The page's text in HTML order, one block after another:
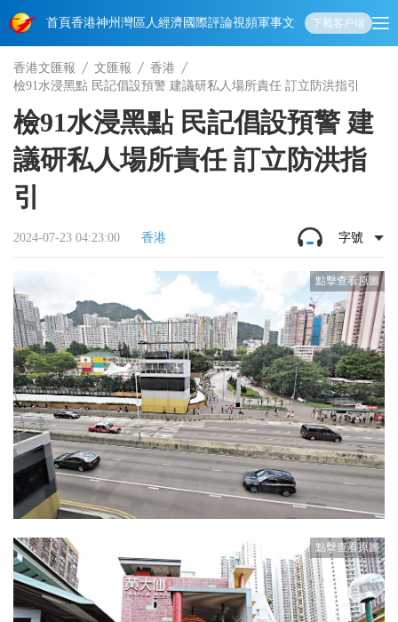
首頁香港神州 灣區人經濟國際評論視頻軍事文化 娛樂生活教育體
下載客戶端
香港文匯報 文匯報
香港
檢91水浸黑點 民記倡設預警 建議研私人場所責任 訂立防洪指引
檢91水浸黑點 民記倡設預警 建
議研私人場所責任 訂立防洪指
引
2024-07-23 04:23:00 香港 字號